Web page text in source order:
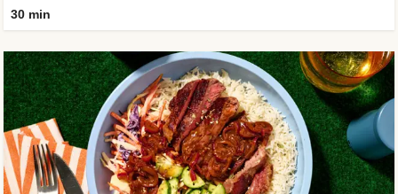
30 min